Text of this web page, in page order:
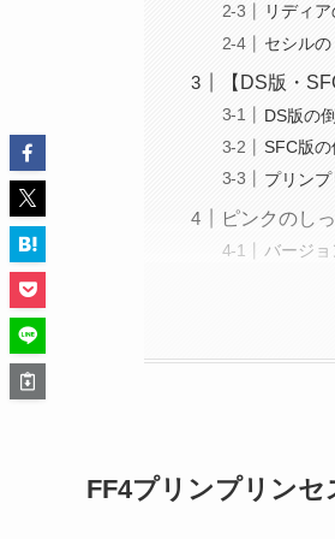
リディ
セシル
【DS版・
DS版の
SFC版
プリン
ピンクのし
バージ
FF4プリンプリンセ